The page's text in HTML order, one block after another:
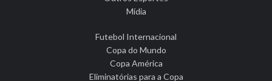
Mídia
Futebol Internacional
Copa do Mundo
Copa América
Eliminatórias para a Copa